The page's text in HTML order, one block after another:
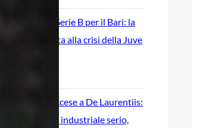
Ripescaggio in Serie B per il Bari: la
speranza è legata alla crisi della Juve
Futuro Bari, Leccese a De Laurentiis:
“Serve un piano industriale serio,